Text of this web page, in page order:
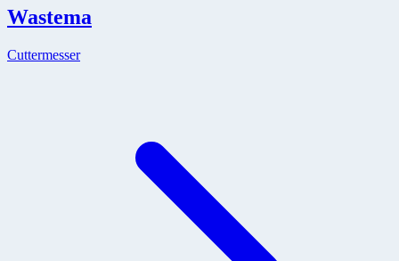
Wastema
Cuttermesser